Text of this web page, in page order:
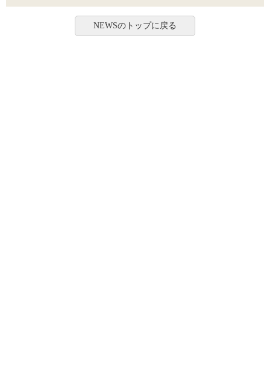
NEWSのトップに戻る